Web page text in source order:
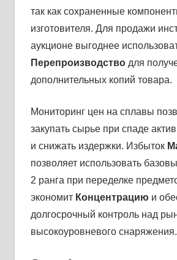
так как сохраненные
изготовителя. Для продажи
аукционе выгоднее
Перепроизводстводля
дополнительных копий товара.
Мониторинг цен на сплавы
закупать сырье при спаде
и снижать издержки. Избыток
позволяет использовать
2 ранга при переделке
экономит Концентрацию и
долгосрочный контроль над
высокоуровневого снаряжения.